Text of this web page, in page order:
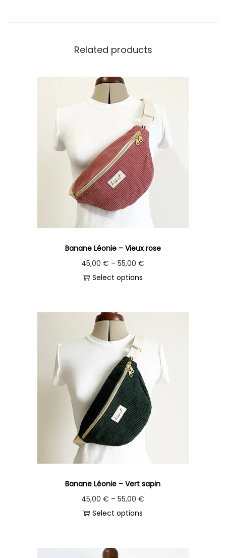
Related products
Banane Léonie – Vieux rose
45,00€ –55,00€
Select options
Banane Léonie – Vert sapin
45,00€ –55,00€
Select options